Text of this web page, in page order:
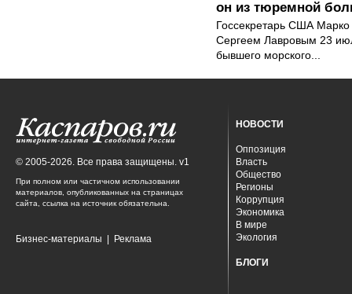
он из тюремной
Госсекретарь США
Сергеем Лавровым 23
бывшего морского...
© 2005-2026. Все права защищены. v1
При полном или частичном использовании
материалов, опубликованных на страницах
сайта, ссылка на источник обязательна.
Бизнес-материалы Реклама
НОВОСТИ
Оппозиция
Власть
Общество
Регионы
Коррупция
Экономика
В мире
Экология
БЛОГИ